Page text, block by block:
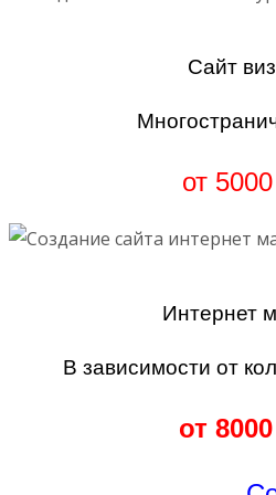
Сайт
от
Интернет
В зависимости от
от